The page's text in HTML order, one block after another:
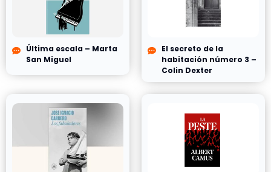
Última escala – Marta
San Miguel
El secreto de la
habitación número 3 –
Colin Dexter